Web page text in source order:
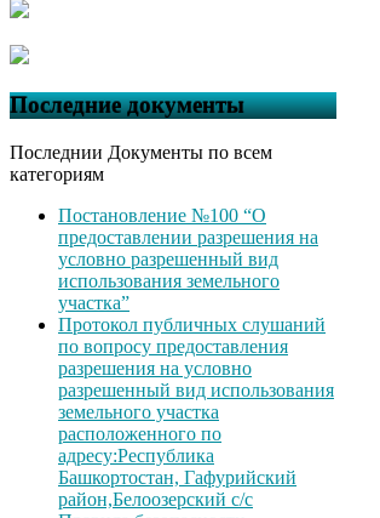
Последние документы
Последнии Документы по всем
категориям
Постановление №100 “О
предоставлении разрешения на
условно разрешенный вид
использования земельного
участка”
Протокол публичных слушаний
по вопросу предоставления
разрешения на условно
разрешенный вид использования
земельного участка
расположенного по
адресу:Республика
Башкортостан, Гафурийский
район,Белоозерский с/с